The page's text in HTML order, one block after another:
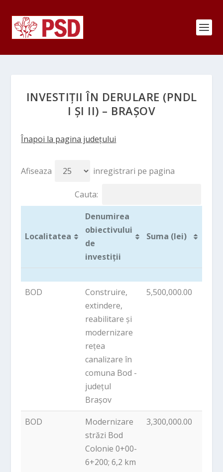
INVESTIȚII ÎN DERULARE (PNDL
I ȘI II) – BRAȘOV
Înapoi la pagina județului
Afiseaza inregistrari pe pagina
Cauta:
Localitatea
Denumirea
obiectivului
de
investiții
Suma (lei)
Localitatea
Denumirea
obiectivului
de
investiții
Suma (lei)
BOD
Construire,
extindere,
reabilitare și
modernizare
rețea
canalizare în
comuna Bod -
județul
Brașov
5,500,000.00
BOD
Modernizare
străzi Bod
Colonie 0+00-
6+200; 6,2 km
3,300,000.00